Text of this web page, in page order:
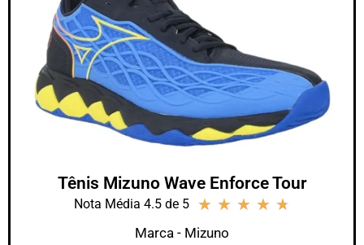
Tênis Mizuno Wave Enforce Tour
Nota Média 4.5 de 5 ★ ★ ★ ★ ★
Marca - Mizuno